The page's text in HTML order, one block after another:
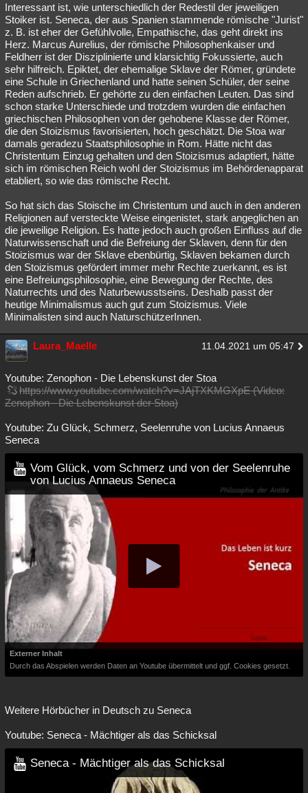
Interessant ist, wie unterschiedlich der Redestil der jeweiligen
Stoiker ist. Seneca, der aus Spanien stammende römische "Jurist"
z. B. ist eher der Gefühlvolle, Empathische, das geht direkt ins
Herz. Marcus Aurelius, der römische Philosophenkaiser und
Feldherr ist der Disziplinierte und klarsichtig Fokussierte, auch
sehr hilfreich. Epiktet, der ehemalige Sklave der Römer, gründete
eine Schule in Griechenland und hatte seinen Schüler, der seine
Reden aufschrieb. Er gehörte zu den einfachen Leuten. Das sind
schon starke Unterschiede und trotzdem wurden die einfachen
griechischen Philosophen von der gehobene Klasse der Römer,
die den Stoizismus favorisierten, hoch geschätzt. Die Stoa war
damals geradezu Staatsphilosophie in Rom. Hätte nicht das
Christentum Einzug gehalten und den Stoizismus adaptiert, hätte
sich im römischen Reich wohl der Stoizismus im Behördenapparat
etabliert, so wie das römische Recht.
So hat sich das Stoische im Christentum und auch in den anderen
Religionen auf versteckte Weise eingenistet, stark angeglichen an
die jeweilige Religion. Es hatte jedoch auch großen Einfluss auf die
Naturwissenschaft und die Befreiung der Sklaven, denn für den
Stoizismus war der Sklave ebenbürtig, Sklaven bekamen durch
den Stoizismus gefördert immer mehr Rechte zuerkannt, es ist
eine Befreiungsphilosophie, eine Bewegung der Rechte, des
Naturrechts und des Naturbewusstseins. Deshalb passt der
heutige Minimalismus auch gut zum Stoizismus. Viele
Minimalisten sind auch NaturschützerInnen.
Laura_Maelle 11.04.2021 um 05:47
Youtube: Zenophon - Die Lebenskunst der Stoa
https://www.youtube.com/watch?v=JAjTXKMGXpE (Video:
Zenophon - Die Lebenskunst der Stoa)
Youtube: Zu Glück, Schmerz, Seelenruhe von Lucius Annaeus
Seneca
Vom Glück, vom Schmerz und von der Seelenruhe
von Lucius Annaeus Seneca
Externer Inhalt
Durch das Abspielen werden Daten an Youtube übermittelt und ggf. Cookies gesetzt.
Weitere Hörbücher in Deutsch zu Seneca
Youtube: Seneca - Mächtiger als das Schicksal
Seneca - Mächtiger als das Schicksal